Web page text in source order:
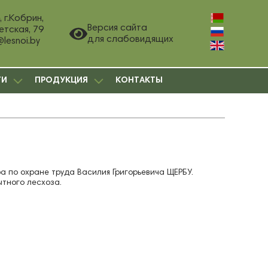
79
Версия сайта
для слабовидящих
ПРОДУКЦИЯ КОНТАКТЫ
охране труда Василия Григорьевича ЩЕРБУ.
лесхоза.